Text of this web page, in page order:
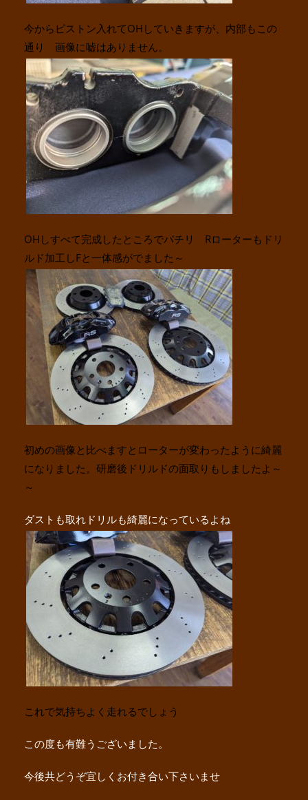
今からピストン入れてOHしていきますが、内部もこの
通り 画像に嘘はありません。
OHしすべて完成したところでパチリ Rローターもドリ
ルド加工しFと一体感がでました～
初めの画像と比べますとローターが変わったように綺麗
になりました。研磨後ドリルドの面取りもしましたよ～
～
ダストも取れドリルも綺麗になっているよね
これで気持ちよく走れるでしょう
この度も有難うございました。
今後共どうぞ宜しくお付き合い下さいませ